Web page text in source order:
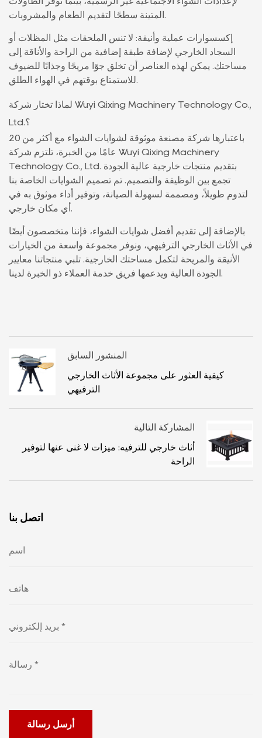
المتينة سطحًا لتقديم الطعام والمشروبات.
إكسسوارات عملية وأنيقة: لا تنس الملحقات مثل المظلات أو
السجاد الخارجي لإضافة طبقة إضافية من الراحة والأناقة إلى
مساحتك. يمكن لهذه العناصر أن تخلق جوًا مريحًا وجذابًا للضيوف
للاستمتاع بوقتهم في الهواء الطلق.
لماذا تختار شركة Wuyi Qixing Machinery Technology Co.,
Ltd.؟
باعتبارها شركة مصنعة موثوقة لشوايات الشواء مع أكثر من 20
عامًا من الخبرة، تلتزم شركة Wuyi Qixing Machinery
Technology Co., Ltd. بتقديم منتجات خارجية عالية الجودة
تجمع بين الوظيفة والتصميم. تم تصميم الشوايات الخاصة بنا
لتدوم طويلاً، ومصممة لسهولة الصيانة، وتوفير أداء موثوق به في
أي مكان خارجي.
بالإضافة إلى تقديم أفضل شوايات الشواء، فإننا متخصصون أيضًا
في الأثاث الخارجي الترفيهي، ونوفر مجموعة واسعة من الخيارات
الأنيقة والمريحة لتكمل مساحتك الخارجية. تلبي منتجاتنا معايير
الجودة العالية ويدعمها فريق خدمة العملاء ذو ​​الخبرة لدينا.
المنشور السابق
كيفية العثور على مجموعة الأثاث الخارجي
الترفيهي
المشاركة التالية
أثاث خارجي للترفيه: ميزات لا غنى عنها لتوفير
الراحة
اتصل بنا
أرسل رسالة